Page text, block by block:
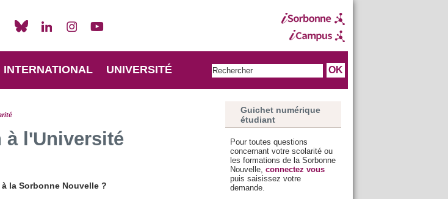
INTERNATIONAL UNIVERSITÉ
l'Université
la Sorbonne Nouvelle ?
Guichet numérique
étudiant
Pour toutes questions
concernant votre scolarité ou
les formations de la Sorbonne
Nouvelle, connectez vous
puis saisissez votre
demande.